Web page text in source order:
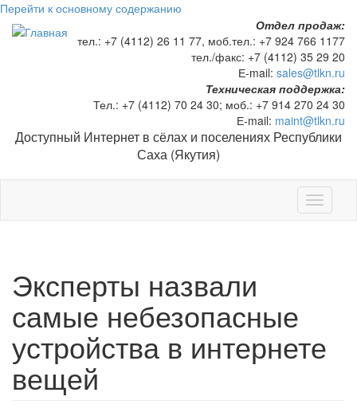
Перейти к основному содержанию
Отдел продаж:
тел.: +7 (4112) 26 11 77, моб.тел.: +7 924 766 1177
тел./факс: +7 (4112) 35 29 20
Е-mail: sales@tlkn.ru
Техническая поддержка:
Тел.: +7 (4112) 70 24 30; моб.: +7 914 270 24 30
Е-mail: maint@tlkn.ru
Доступный Интернет в сёлах и поселениях Республики
Саха (Якутия)
Toggle
Эксперты назвали
самые небезопасные
устройства в интернете
вещей